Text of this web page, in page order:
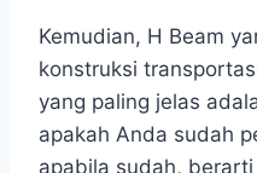
Kemudian, H Beam
konstruksi
yang paling jelas
apakah Anda sudah
apabila sudah,